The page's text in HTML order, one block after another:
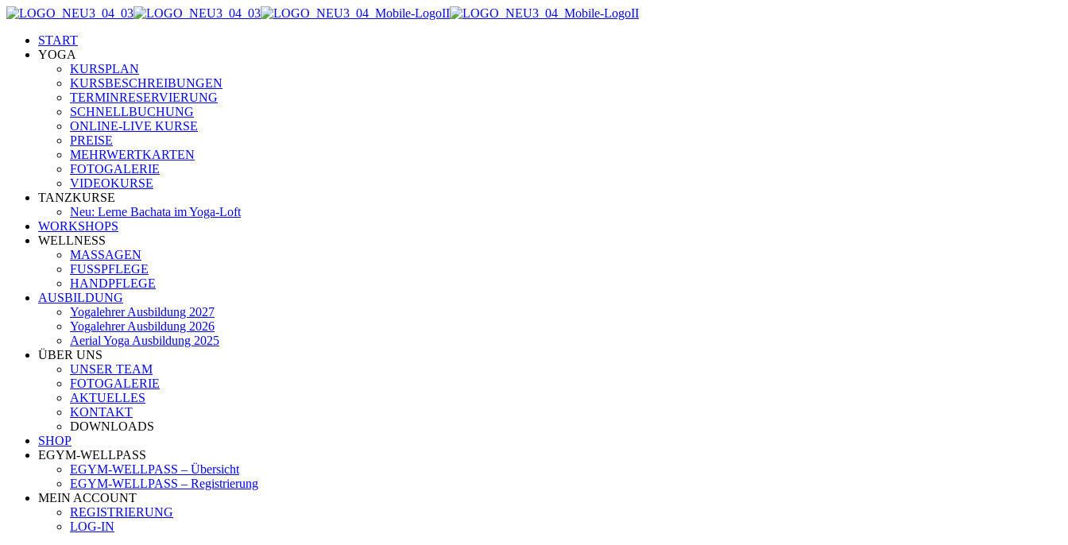
START
YOGA
KURSPLAN
KURSBESCHREIBUNGEN
TERMINRESERVIERUNG
SCHNELLBUCHUNG
ONLINE-LIVE KURSE
PREISE
MEHRWERTKARTEN
FOTOGALERIE
VIDEOKURSE
TANZKURSE
Neu: Lerne Bachata im Yoga-Loft
WORKSHOPS
WELLNESS
MASSAGEN
FUSSPFLEGE
HANDPFLEGE
AUSBILDUNG
Yogalehrer Ausbildung 2027
Yogalehrer Ausbildung 2026
Aerial Yoga Ausbildung 2025
ÜBER UNS
UNSER TEAM
FOTOGALERIE
AKTUELLES
KONTAKT
DOWNLOADS
SHOP
EGYM-WELLPASS
EGYM-WELLPASS – Übersicht
EGYM-WELLPASS – Registrierung
MEIN ACCOUNT
REGISTRIERUNG
LOG-IN